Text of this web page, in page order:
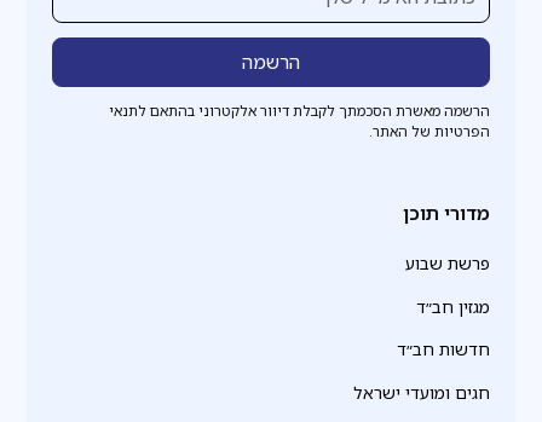
הרשמה מאשרת הסכמתך לקבלת דיוור אלקטרוני בהתאם לתנאי
הפרטיות של האתר.
מדורי תוכן
פרשת שבוע
מגזין חב״ד
חדשות חב״ד
חגים ומועדי ישראל